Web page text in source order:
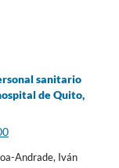
sanitario
de Quito,
Andrade, Iván